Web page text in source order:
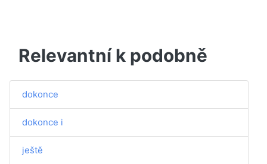
Relevantní k podobně
dokonce
dokonce i
ještě